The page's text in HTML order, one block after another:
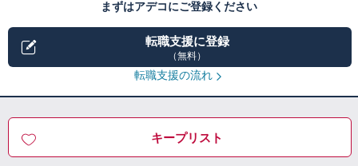
まずはアデコにご登録ください
転職支援に登録
（無料）
転職支援の流れ
キープリスト